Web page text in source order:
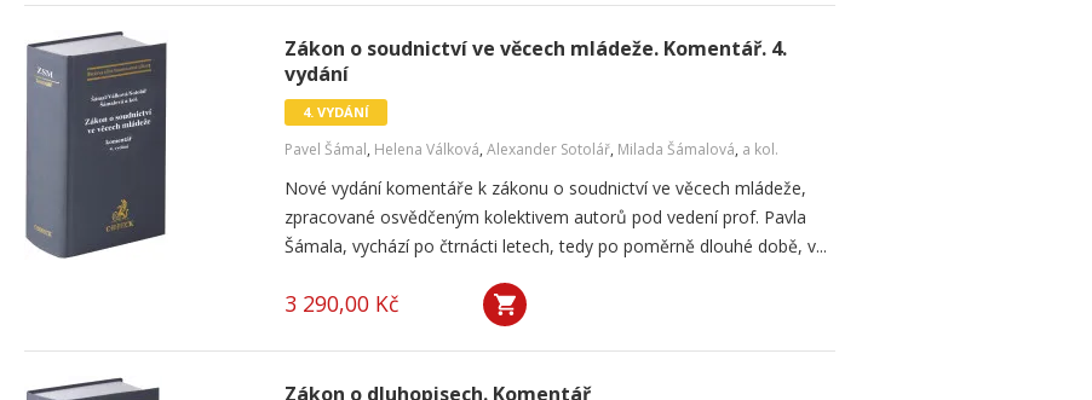
Zákon o soudnictví ve věcech mládeže. Komentář. 4.
vydání
4. VYDÁNÍ
Pavel Šámal, Helena Válková, Alexander Sotolář, Milada Šámalová, a kol.
Nové vydání komentáře k zákonu o soudnictví ve věcech mládeže,
zpracované osvědčeným kolektivem autorů pod vedení prof. Pavla
Šámala, vychází po čtrnácti letech, tedy po poměrně dlouhé době, v...
3 290,00 Kč
Zákon o dluhopisech. Komentář